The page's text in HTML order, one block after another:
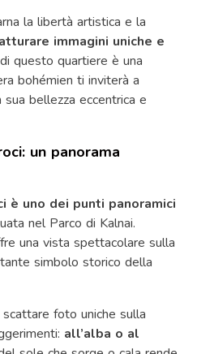
la libertà artistica e la
immagini uniche e
questo quartiere è una
bohémien ti inviterà a
bellezza eccentrica e
un panorama
uno dei punti panoramici
nel Parco di Kalnai.
una vista spettacolare sulla
simbolo storico della
foto uniche sulla
all’alba o al